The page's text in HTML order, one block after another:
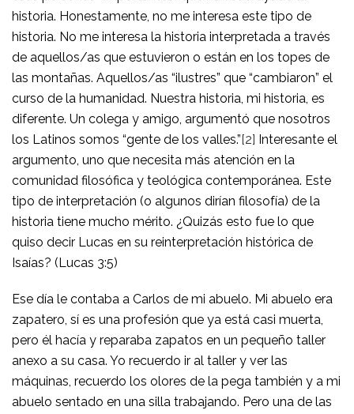
historia. Honestamente, no me interesa este tipo de
historia. No me interesa la historia interpretada a través
de aquellos/as que estuvieron o están en los topes de
las montañas. Aquellos/as “ilustres” que “cambiaron” el
curso de la humanidad. Nuestra historia, mi historia, es
diferente. Un colega y amigo, argumentó que nosotros
los Latinos somos “gente de los valles.” [2] Interesante el
argumento, uno que necesita más atención en la
comunidad filosófica y teológica contemporánea. Este
tipo de interpretación (o algunos dirían filosofía) de la
historia tiene mucho mérito. ¿Quizás esto fue lo que
quiso decir Lucas en su reinterpretación histórica de
Isaías? (Lucas 3:5)
Ese día le contaba a Carlos de mi abuelo. Mi abuelo era
zapatero, sí es una profesión que ya está casi muerta,
pero él hacía y reparaba zapatos en un pequeño taller
anexo a su casa. Yo recuerdo ir al taller y ver las
máquinas, recuerdo los olores de la pega también y a mi
abuelo sentado en una silla trabajando. Pero una de las